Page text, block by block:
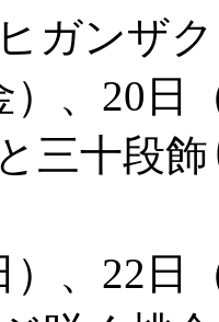
ガンザ
）、20
三十段
）、22